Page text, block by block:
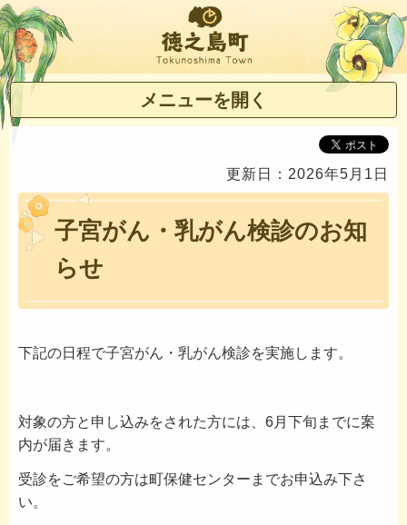
徳之島町
メニューを開く
更新日：2026年5月1日
子宮がん・乳がん検診のお知
らせ
下記の日程で子宮がん・乳がん検診を実施します。
対象の方と申し込みをされた方には、6月下旬までに案
内が届きます。
受診をご希望の方は町保健センターまでお申込み下さ
い。